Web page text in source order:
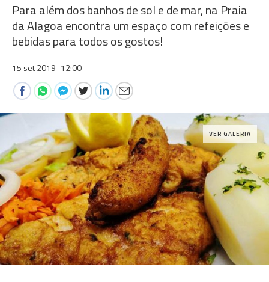
Para além dos banhos de sol e de mar, na Praia
da Alagoa encontra um espaço com refeições e
bebidas para todos os gostos!
15 set 2019 12:00
VER GALERIA